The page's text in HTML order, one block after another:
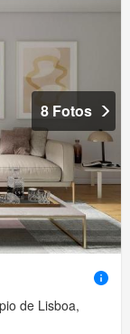
8 Fotos
de Lisboa,